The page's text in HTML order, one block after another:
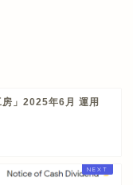
」2025年6月 運用